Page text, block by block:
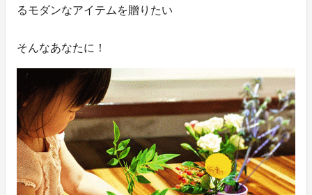
るモダンなアイテムを贈りたい
そんなあなたに！